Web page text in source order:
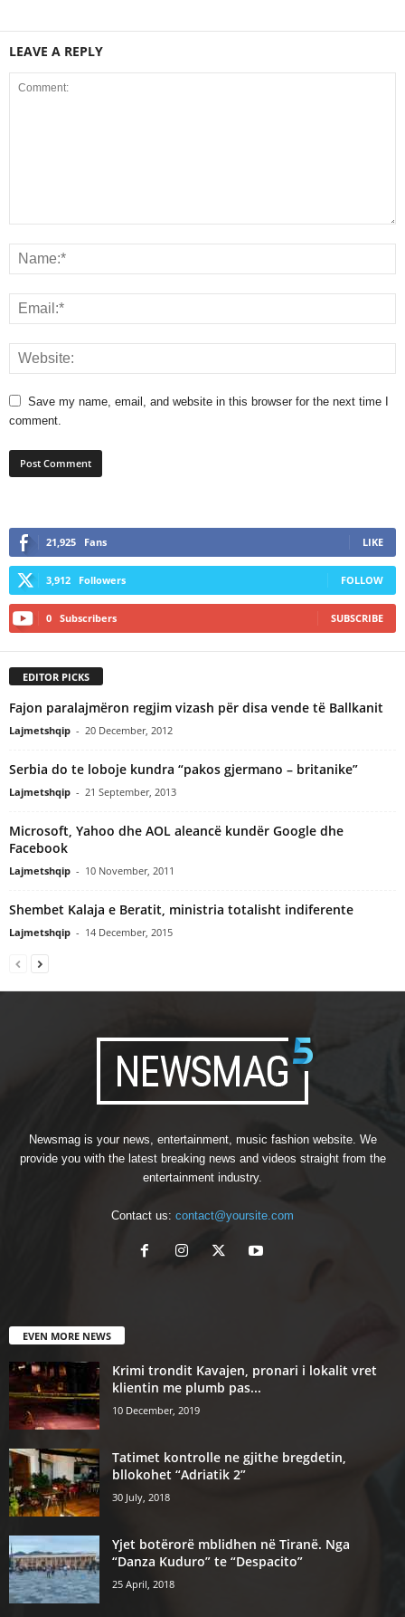
LEAVE A REPLY
Save my name, email, and website in this browser for the next time I
comment.
21,925 Fans LIKE
3,912 Followers FOLLOW
0 Subscribers SUBSCRIBE
EDITOR PICKS
Fajon paralajmëron regjim vizash për disa vende të Ballkanit
Lajmetshqip - 20 December, 2012
Serbia do te loboje kundra “pakos gjermano – britanike”
Lajmetshqip - 21 September, 2013
Microsoft, Yahoo dhe AOL aleancë kundër Google dhe
Facebook
Lajmetshqip - 10 November, 2011
Shembet Kalaja e Beratit, ministria totalisht indiferente
Lajmetshqip - 14 December, 2015
Newsmag is your news, entertainment, music fashion website. We
provide you with the latest breaking news and videos straight from the
entertainment industry.
Contact us: contact@yoursite.com
EVEN MORE NEWS
Krimi trondit Kavajen, pronari i lokalit vret
klientin me plumb pas...
10 December, 2019
Tatimet kontrolle ne gjithe bregdetin,
bllokohet “Adriatik 2”
30 July, 2018
Yjet botërorë mblidhen në Tiranë. Nga
“Danza Kuduro” te “Despacito”
25 April, 2018